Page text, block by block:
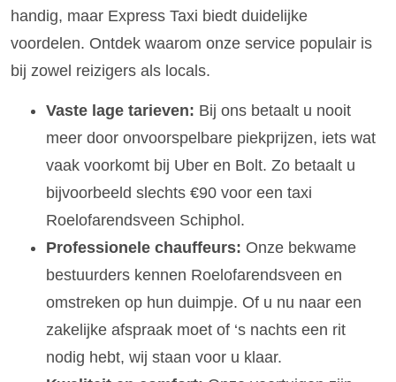
handig, maar Express Taxi biedt duidelijke
voordelen. Ontdek waarom onze service populair is
bij zowel reizigers als locals.
Vaste lage tarieven: Bij ons betaalt u nooit
meer door onvoorspelbare piekprijzen, iets wat
vaak voorkomt bij Uber en Bolt. Zo betaalt u
bijvoorbeeld slechts €90 voor een taxi
Roelofarendsveen Schiphol.
Professionele chauffeurs: Onze bekwame
bestuurders kennen Roelofarendsveen en
omstreken op hun duimpje. Of u nu naar een
zakelijke afspraak moet of ‘s nachts een rit
nodig hebt, wij staan voor u klaar.